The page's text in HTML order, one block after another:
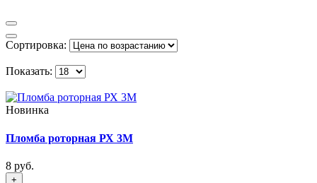
Сортировка:
Показать:
Новинка
Пломба роторная РХ 3M
8 руб.
+